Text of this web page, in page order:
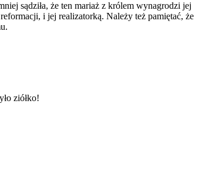
sądziła, że ten mariaż z królem wynagrodzi jej
i jej realizatorką. Należy też pamiętać, że
ziółko!